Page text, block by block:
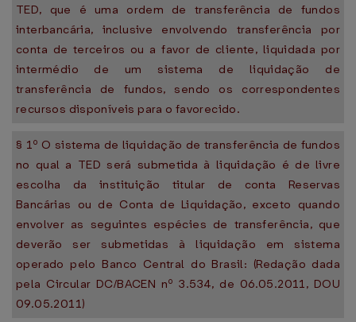
TED, que é uma ordem de transferência de fundos
interbancária, inclusive envolvendo transferência por
conta de terceiros ou a favor de cliente, liquidada por
intermédio de um sistema de liquidação de
transferência de fundos, sendo os correspondentes
recursos disponíveis para o favorecido.
§ 1º O sistema de liquidação de transferência de fundos
no qual a TED será submetida à liquidação é de livre
escolha da instituição titular de conta Reservas
Bancárias ou de Conta de Liquidação, exceto quando
envolver as seguintes espécies de transferência, que
deverão ser submetidas à liquidação em sistema
operado pelo Banco Central do Brasil: (Redação dada
pela Circular DC/BACEN nº 3.534, de 06.05.2011, DOU
09.05.2011)